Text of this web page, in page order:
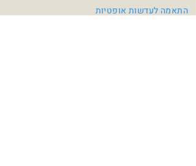
התאמה לעדשות אופטיות